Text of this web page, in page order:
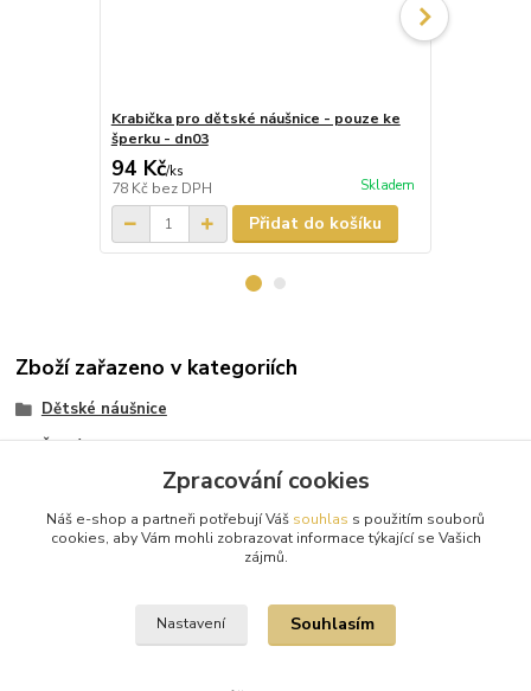
Krabička pro dětské náušnice - pouze ke
šperku - dn03
94 Kč/ks
78 Kč bez DPH Skladem
Přidat do košíku
Zboží zařazeno v kategoriích
Dětské náušnice
Žluté zlato
Výška náušnice 14mm
Tmavě modré kamínky
Zpracování cookies
Náš e-shop a partneři potřebují Váš souhlas s použitím souborů
cookies, aby Vám mohli zobrazovat informace týkající se Vašich
zájmů.
Nastavení Souhlasím